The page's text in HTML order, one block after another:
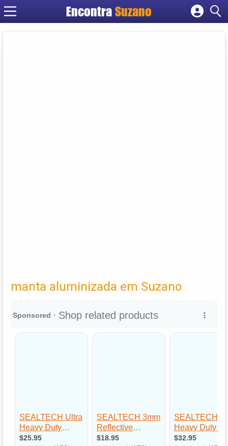
EncontraSuzano
Cadastrar empresa
manta aluminizada em Suzano